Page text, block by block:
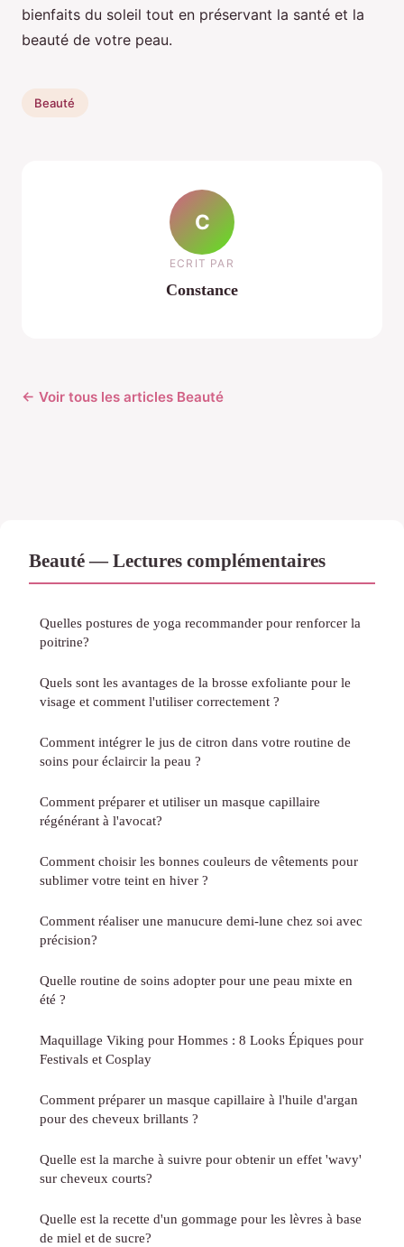
bienfaits du soleil tout en préservant la santé et la
beauté de votre peau.
Beauté
C
ECRIT PAR
Constance
← Voir tous les articles Beauté
Beauté — Lectures complémentaires
Quelles postures de yoga recommander pour renforcer la
poitrine?
Quels sont les avantages de la brosse exfoliante pour le
visage et comment l'utiliser correctement ?
Comment intégrer le jus de citron dans votre routine de
soins pour éclaircir la peau ?
Comment préparer et utiliser un masque capillaire
régénérant à l'avocat?
Comment choisir les bonnes couleurs de vêtements pour
sublimer votre teint en hiver ?
Comment réaliser une manucure demi-lune chez soi avec
précision?
Quelle routine de soins adopter pour une peau mixte en
été ?
Maquillage Viking pour Hommes : 8 Looks Épiques pour
Festivals et Cosplay
Comment préparer un masque capillaire à l'huile d'argan
pour des cheveux brillants ?
Quelle est la marche à suivre pour obtenir un effet 'wavy'
sur cheveux courts?
Quelle est la recette d'un gommage pour les lèvres à base
de miel et de sucre?